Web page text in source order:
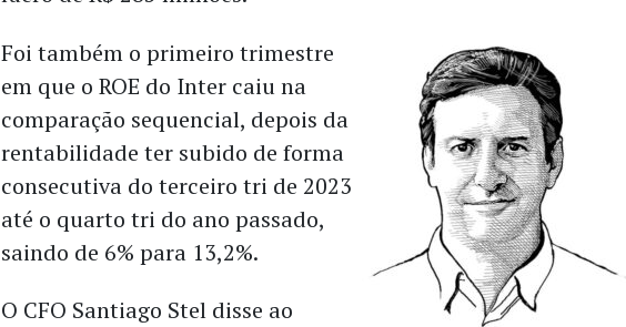
Foi também o primeiro trimestre
em que o ROE do Inter caiu na
comparação sequencial, depois da
rentabilidade ter subido de forma
consecutiva do terceiro tri de 2023
até o quarto tri do ano passado,
saindo de 6% para 13,2%.
O CFO Santiago Stel disse ao